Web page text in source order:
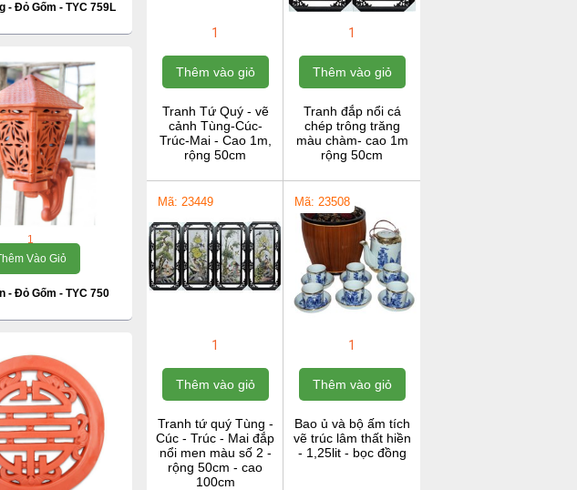
- Đỏ Gốm - TYC 759L
1
Vào Giỏ
- Đỏ Gốm - TYC 750
1
Thêm vào giỏ
Tranh Tứ Quý - vẽ
cảnh Tùng-Cúc-
Trúc-Mai - Cao 1m,
rộng 50cm
1
Thêm vào giỏ
Tranh đắp nổi cá
chép trông trăng
màu chàm- cao 1m
rộng 50cm
Mã: 23449
1
Thêm vào giỏ
Tranh tứ quý Tùng -
Cúc - Trúc - Mai đắp
nổi men màu số 2 -
rộng 50cm - cao
100cm
Mã: 23508
1
Thêm vào giỏ
Bao ủ và bộ ấm tích
vẽ trúc lâm thất hiền
- 1,25lit - bọc đồng